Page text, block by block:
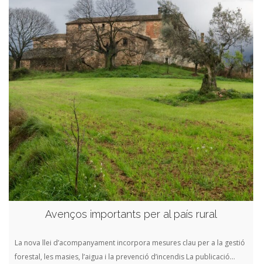
Avenços importants per al país rural
La nova llei d’acompanyament incorpora mesures clau per a la gestió
forestal, les masies, l’aigua i la prevenció d’incendis La publicació…